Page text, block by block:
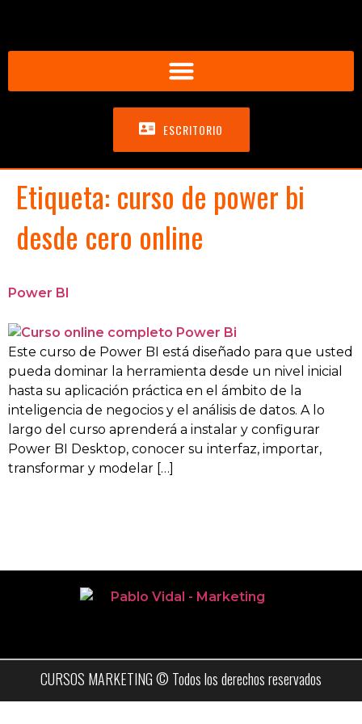
ESCRITORIO
Etiqueta: curso de power bi
desde cero online
Power BI
Este curso de Power BI está diseñado para que usted
pueda dominar la herramienta desde un nivel inicial
hasta su aplicación práctica en el ámbito de la
inteligencia de negocios y el análisis de datos. A lo
largo del curso aprenderá a instalar y configurar
Power BI Desktop, conocer su interfaz, importar,
transformar y modelar […]
CURSOS MARKETING © Todos los derechos reservados